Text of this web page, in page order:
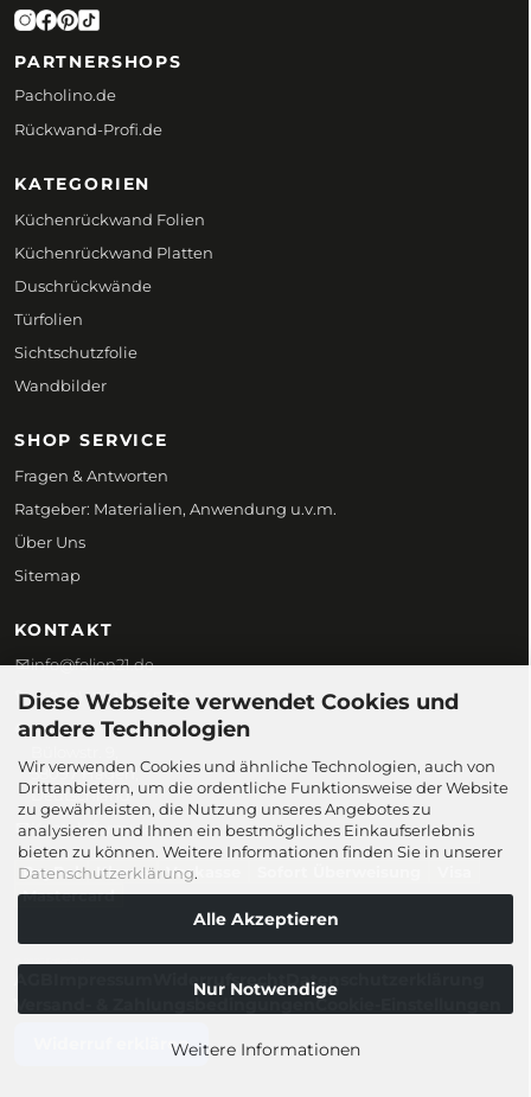
Diese Webseite verwendet Cookies und
andere Technologien
Wir verwenden Cookies und ähnliche Technologien, auch von
Drittanbietern, um die ordentliche Funktionsweise der Website
zu gewährleisten, die Nutzung unseres Angebotes zu
analysieren und Ihnen ein bestmögliches Einkaufserlebnis
bieten zu können. Weitere Informationen finden Sie in unserer
Datenschutzerklärung.
Alle Akzeptieren
Nur Notwendige
Weitere Informationen
PARTNERSHOPS
Pacholino.de
Rückwand-Profi.de
KATEGORIEN
Küchenrückwand Folien
Küchenrückwand Platten
Duschrückwände
Türfolien
Sichtschutzfolie
Wandbilder
SHOP SERVICE
Fragen & Antworten
Ratgeber: Materialien, Anwendung u.v.m.
Über Uns
Sitemap
KONTAKT
info@folien21.de
+49 (0) 172 186 45 98
Folien21
58097 Hagen,
Deutschland
Kontaktformular
PayPal Klarna Vorkasse
Mastercard
Widerrufsrecht
Datenschutzerklärung
Cookie-Einstellungen
Widerruf erklären